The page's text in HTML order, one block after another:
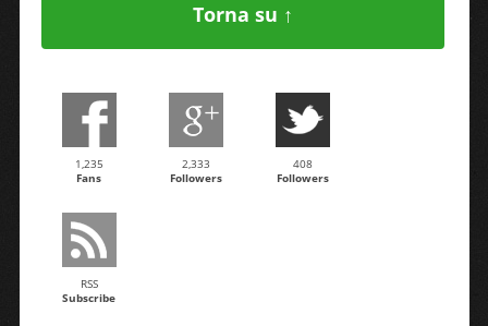
Torna su ↑
1,235
Fans
2,333
Followers
408
Followers
RSS
Subscribe